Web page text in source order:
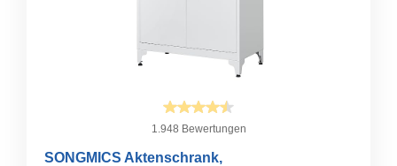
1.948 Bewertungen
SONGMICS Aktenschrank,